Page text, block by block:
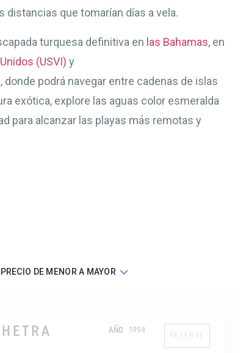
distancias que tomarían días a vela.
turquesa definitiva en las Bahamas, en
(USVI) y
, donde podrá navegar entre cadenas de islas
exótica, explore las aguas color esmeralda
para alcanzar las playas más remotas y
AÑO 1994
RESERVE